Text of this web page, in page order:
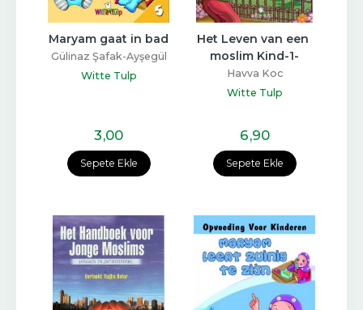
Sepete Ekle
Maryam gaat in bad
Gülinaz Şafak-Ayşegül
Coşkun
Witte Tulp
3,00
Sepete Ekle
Het Leven van een
moslim Kind-1-
Havva Koc
Witte Tulp
6,90